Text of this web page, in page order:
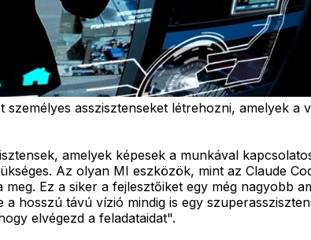
asszisztenseket létrehozni, amelyek
amelyek képesek a munkával
Az olyan MI eszközök, mint az Claude
Ez a siker a fejlesztőiket egy még nagyobb
hosszú távú vízió mindig is egy
elvégezd a feladataidat".